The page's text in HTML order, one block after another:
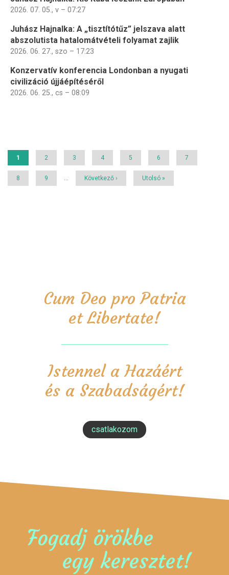
2026. 07. 05., v – 07:27
Juhász Hajnalka: A „tisztítótűz” jelszava alatt
abszolutista hatalomátvételi folyamat zajlik
2026. 06. 27., szo – 17:23
Konzervatív konferencia Londonban a nyugati
civilizáció újjáépítéséről
2026. 06. 25., cs – 08:09
Jelenlegi
1 Page
2 Page
3 Page
4 Page
5 Page
6 Page
7
Page
8 Page
9
Következő
Következő ›
Utolsó
Utolsó »
Cum Deo pro Patria
et Libertate!
Istennel a Hazáért
és a Szabadságért!
csatlakozom
Fogadj örökbe
egy keresztet!